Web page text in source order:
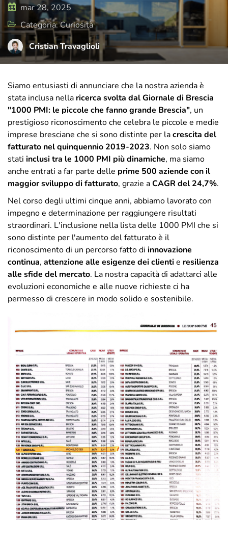
mar 28, 2025
Categoria: Curiosità
Cristian Travaglioli
Siamo entusiasti di annunciare che la nostra azienda è
stata inclusa nella ricerca svolta dal Giornale di Brescia
"1000 PMI: le piccole che fanno grande Brescia", un
prestigioso riconoscimento che celebra le piccole e medie
imprese bresciane che si sono distinte per lacrescita del
fatturato nel quinquennio 2019-2023. Non solo siamo
stati inclusi tra le 1000 PMI più dinamiche, ma siamo
anche entrati a far parte delle prime 500 aziende con il
maggior sviluppo di fatturato, grazie aCAGR del 24,7%.
Nel corso degli ultimi cinque anni, abbiamo lavorato con
impegno e determinazione per raggiungere risultati
straordinari. L'inclusione nella lista delle 1000 PMI che si
sono distinte per l'aumento del fatturato è il
riconoscimento di un percorso fatto di innovazione
continua, attenzione alle esigenze dei clientie resilienza
alle sfide del mercato. La nostra capacità di adattarci alle
evoluzioni economiche e alle nuove richieste ci ha
permesso di crescere in modo solido e sostenibile.
di cura e attenzione, rispecchia il presente
e il futuro di T-Green, ma sempre con uno
sguardo rivolto a dove tutto è iniziato.